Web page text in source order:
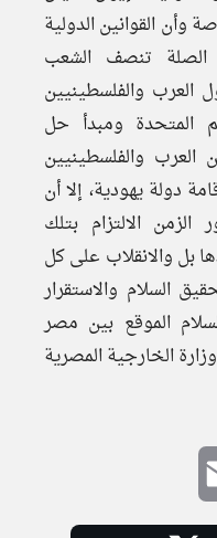
وأن القوانين الدولية
الصلة تنصف الشعب
العرب والفلسطينيين
المتحدة ومبدأ حل
العرب والفلسطينيين
دولة يهودية، إلا أن
الالتزام بتلك
بل والانقلاب على كل
السلام والاستقرار
الموقع بين مصر
الخارجية المصرية